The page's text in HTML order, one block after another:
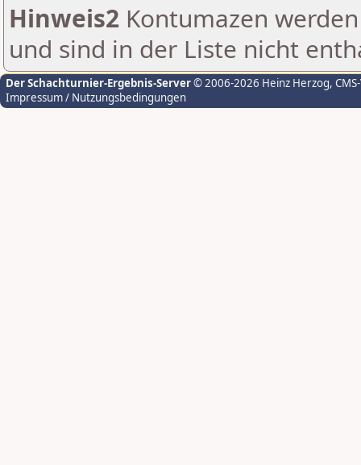
Hinweis2 Kontumazen
und sind in der Liste nicht
Der Schachturnier-Ergebnis-Server© 2006-2026 Heinz Herzog,
Impressum / Nutzungsbedingungen